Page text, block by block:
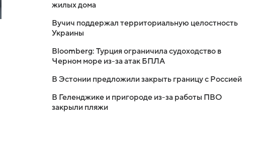
жилых дома
Вучич поддержал территориальную целостность
Украины
Bloomberg: Турция ограничила судоходство в
Черном море из-за атак БПЛА
В Эстонии предложили закрыть границу с Россией
В Геленджике и пригороде из-за работы ПВО
закрыли пляжи